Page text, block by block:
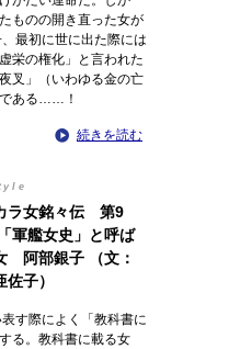
ものの開き直った女が
最初に世に出た際には
栄の権化」と言われた
叉」（いわゆる金の亡
ある……！
続きを読む
ラ女銘々伝 第9
艦女史」と呼ば
阿部銀子 （文：
子）
す際によく「教科書に
る。教科書に載る女